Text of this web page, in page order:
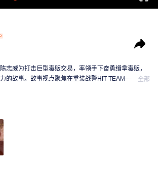
志威为打击巨型毒贩交易，率领手下奋勇缉拿毒贩，
的故事。故事视点聚焦在重装战警HIT TEAM——一组
云妮、前女友警司文素心，被牵扯进一起扑朔迷离的
亦敌亦友的关系推进，一场危及整个亚洲的巨大阴谋
全部